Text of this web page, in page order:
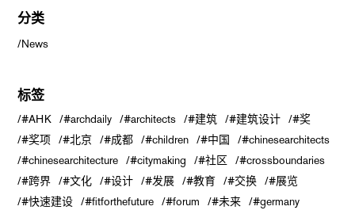
分类
News
标签
#AHK #archdaily #architects #建筑 #建筑设计
#奖
#奖项
#北京 #成都 #children #中国
#chinesearchitects
#chinesearchitecture
#citymaking #社区
#crossboundaries
#跨界
#文化 #设计 #发展 #教育 #交换
#展览
#快速建设
#fitforthefuture #forum #未来 #germany